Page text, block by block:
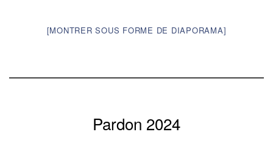
[MONTRER SOUS FORME DE DIAPORAMA]
Pardon 2024